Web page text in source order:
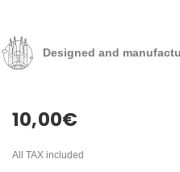
Designed and
10,00€
All TAX included